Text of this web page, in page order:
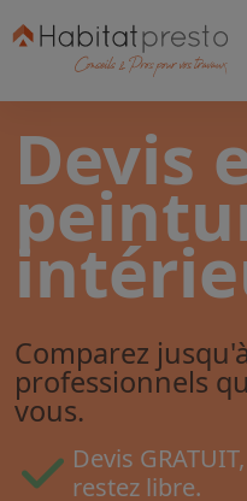
Devis
Comparez
professionnels
vous.
Devis
restez libre.